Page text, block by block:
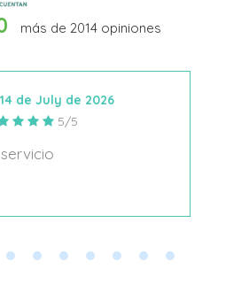
más de 2014opiniones
de July de 2026
5/5